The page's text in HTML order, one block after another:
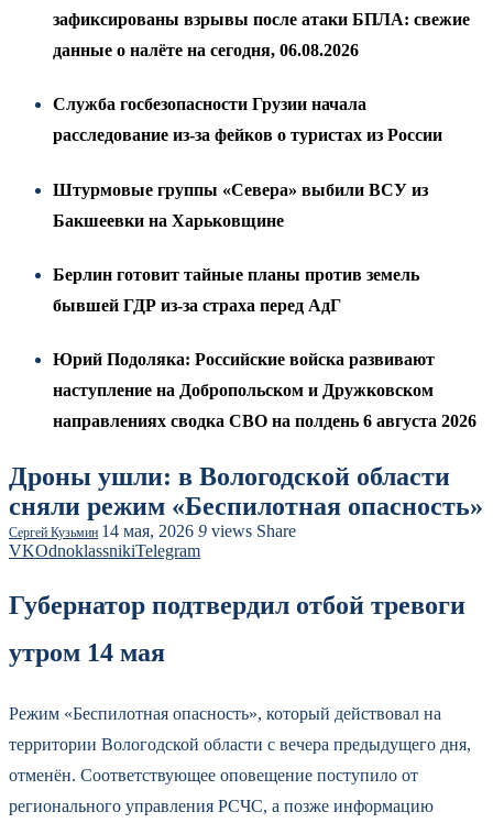
зафиксированы взрывы после атаки БПЛА: свежие
данные о налёте на сегодня, 06.08.2026
Служба госбезопасности Грузии начала
расследование из-за фейков о туристах из России
Штурмовые группы «Севера» выбили ВСУ из
Бакшеевки на Харьковщине
Берлин готовит тайные планы против земель
бывшей ГДР из-за страха перед АдГ
Юрий Подоляка: Российские войска развивают
наступление на Добропольском и Дружковском
направлениях сводка СВО на полдень 6 августа 2026
Дроны ушли: в Вологодской области
сняли режим «Беспилотная опасность»
Сергей Кузьмин 14 мая, 2026 9 views Share
VKOdnoklassnikiTelegram
Губернатор подтвердил отбой тревоги
утром 14 мая
Режим «Беспилотная опасность», который действовал на
территории Вологодской области с вечера предыдущего дня,
отменён. Соответствующее оповещение поступило от
регионального управления РСЧС, а позже информацию